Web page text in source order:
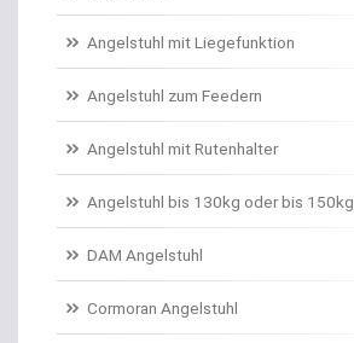
Angelschnur Waller
Angelschnur Zander/Barsch
Angelstühle
Angelstuhl mit Liegefunktion
Angelstuhl zum Feedern
Angelstuhl mit Rutenhalter
Angelstuhl bis 130kg oder bis 150kg
DAM Angelstuhl
Cormoran Angelstuhl